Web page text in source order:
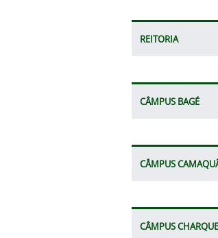
REITORIA
CÂMPUS BAGÉ
CÂMPUS
CÂMPUS